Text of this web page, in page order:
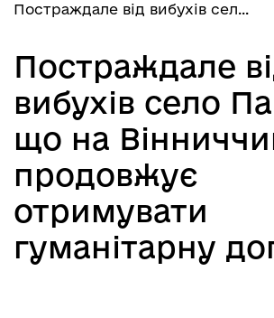
Постраждале від вибухів сел...
Постраждале
вибухів село
що на
продовжує
отримувати
гуманітарну